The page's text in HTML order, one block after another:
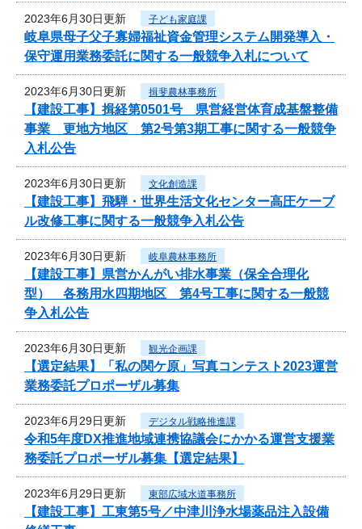
2023年6月30日更新 子ども家庭課
岐阜県母子父子寡婦福祉資金管理システム開発導入・
保守運用業務委託に関する一般競争入札について
2023年6月30日更新 揖斐農林事務所
【建設工事】揖経第0501号 県営経営体育成基盤整備
事業 更地方地区 第2号第3期工事に関する一般競争
入札公告
2023年6月30日更新 文化創造課
【建設工事】飛騨・世界生活文化センター高圧ケーブ
ル改修工事に関する一般競争入札公告
2023年6月30日更新 岐阜農林事務所
【建設工事】県営かんがい排水事業（保全合理化
型） 各務用水四期地区 第4号工事に関する一般競
争入札公告
2023年6月30日更新 観光企画課
【選定結果】「私の関ケ原」写真コンテスト2023運営
業務委託プロポーザル募集
2023年6月29日更新 デジタル戦略推進課
令和5年度DX推進地域連携協議会にかかる運営支援業
務委託プロポーザル募集【選定結果】
2023年6月29日更新 東部広域水道事務所
【建設工事】工東第5号／中津川浄水場薬品注入設備